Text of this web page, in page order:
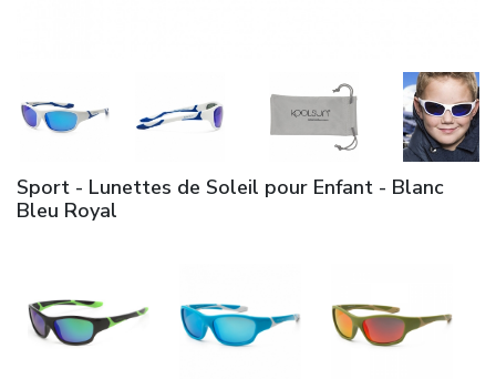
Sport - Lunettes de Soleil pour Enfant - Blanc
Bleu Royal